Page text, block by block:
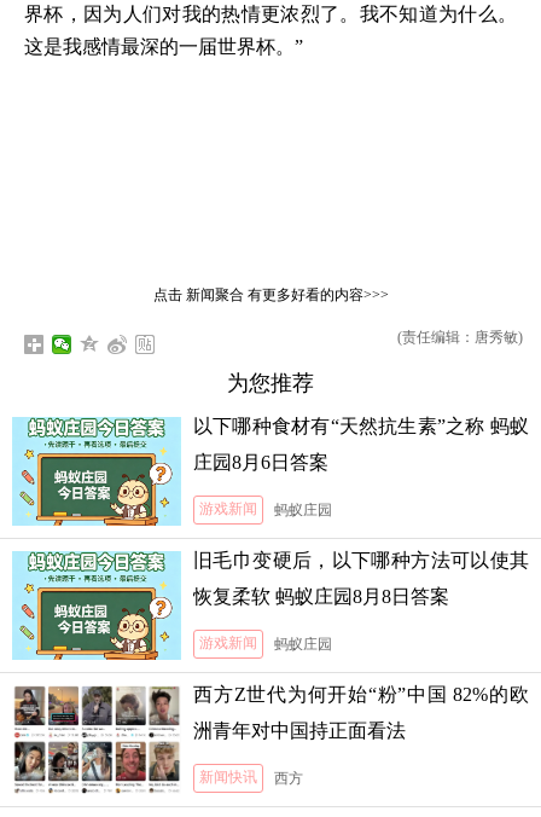
界杯，因为人们对我的热情更浓烈了。我不知道为什么。
这是我感情最深的一届世界杯。”
点击 新闻聚合有更多好看的内容>>>
(责任编辑：唐秀敏)
为您推荐
以下哪种食材有“天然抗生素”之称 蚂蚁
庄园8月6日答案
游戏新闻 蚂蚁庄园
旧毛巾变硬后，以下哪种方法可以使其
恢复柔软 蚂蚁庄园8月8日答案
游戏新闻 蚂蚁庄园
西方Z世代为何开始“粉”中国 82%的欧
洲青年对中国持正面看法
新闻快讯 西方